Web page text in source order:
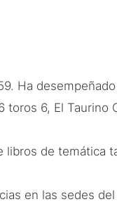
Ha
toros 6, El Taurino
libros de temática
en las sedes